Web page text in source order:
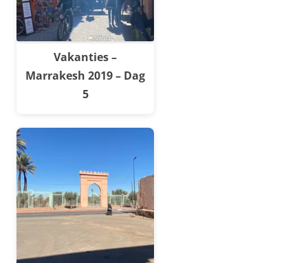
Vakanties –
Marrakesh 2019 – Dag
5